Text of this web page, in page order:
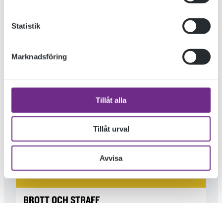
Statistik
Marknadsföring
Tillåt alla
Tillåt urval
Avvisa
NYARE INLÄGG »
BROTT OCH STRAFF